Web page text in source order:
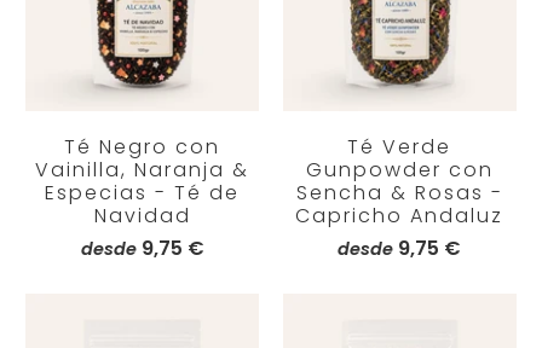
Té Negro con
Vainilla, Naranja &
Especias - Té de
Navidad
desde 9,75 €
Té Verde
Gunpowder con
Sencha & Rosas -
Capricho Andaluz
desde 9,75 €